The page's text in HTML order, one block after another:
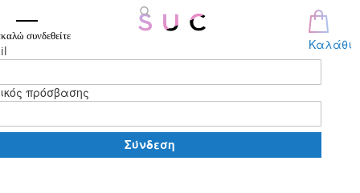
Καλάθι
συνδεθείτε
πρόσβασης
Σύνδεση